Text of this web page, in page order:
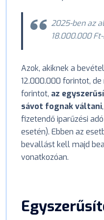
2025-ben az
18.000.000
Azok, akiknek a
12.000.000 forintot,
forintot, az
sávot fognak váltani
fizetendő iparűzési
esetén). Ebben az
bevallást kell majd
vonatkozóan.